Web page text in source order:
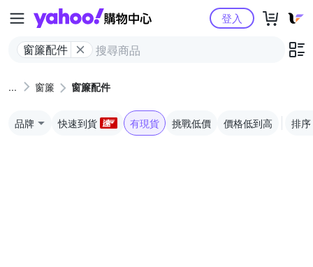
Yahoo購物中心
窗簾配件
登入
窗簾 窗簾配件
品牌 快速到貨 有現貨 挑戰低價 價格低到高 排序